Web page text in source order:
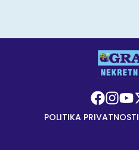
POLITIKA PRIVATNOSTI